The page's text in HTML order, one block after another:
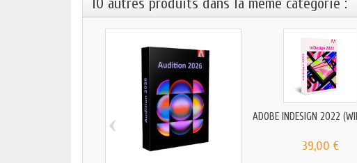
10 autres produits dans la même catégorie :
ADOBE INDESIGN 2022
39,00 €
‹